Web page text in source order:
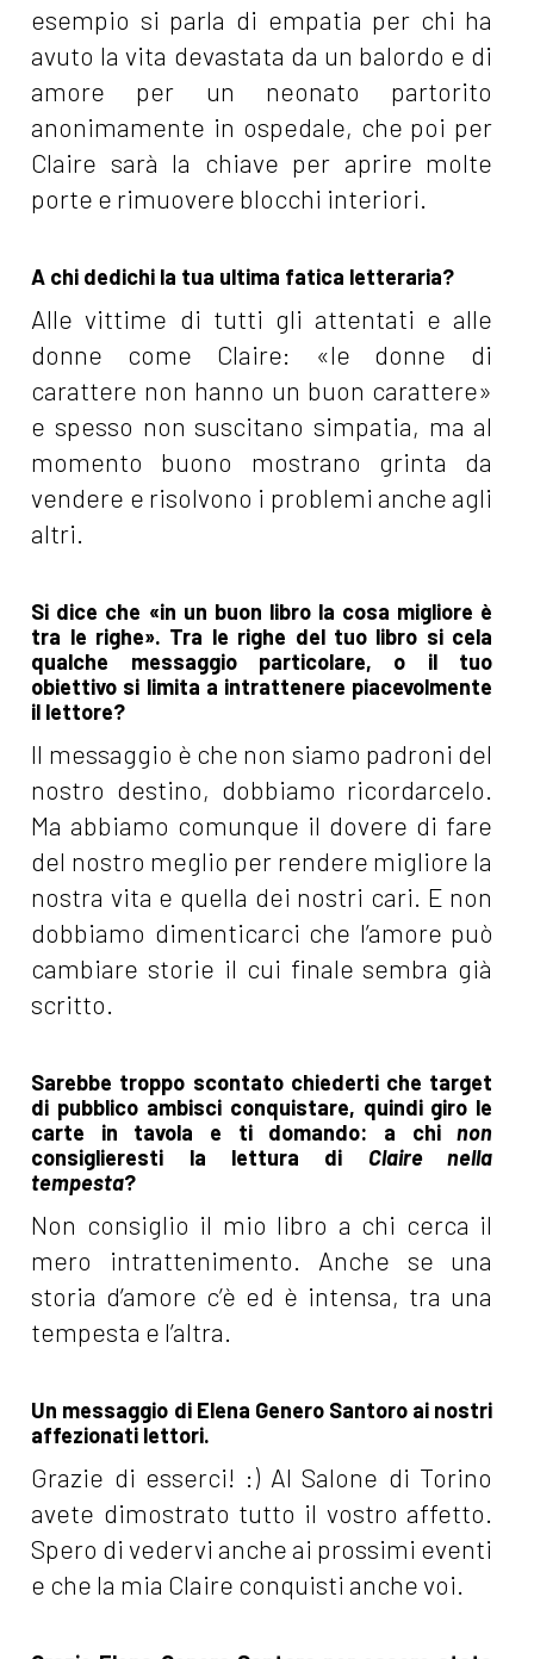
esempio si parla di empatia per chi ha
avuto la vita devastata da un balordo e di
amore per un neonato partorito
anonimamente in ospedale, che poi per
Claire sarà la chiave per aprire molte
porte e rimuovere blocchi interiori.
A chi dedichi la tua ultima fatica letteraria?
Alle vittime di tutti gli attentati e alle
donne come Claire: «le donne di
carattere non hanno un buon carattere»
e spesso non suscitano simpatia, ma al
momento buono mostrano grinta da
vendere e risolvono i problemi anche agli
altri.
Si dice che «in un buon libro la cosa migliore è
tra le righe». Tra le righe del tuo libro si cela
qualche messaggio particolare, o il tuo
obiettivo si limita a intrattenere piacevolmente
il lettore?
Il messaggio è che non siamo padroni del
nostro destino, dobbiamo ricordarcelo.
Ma abbiamo comunque il dovere di fare
del nostro meglio per rendere migliore la
nostra vita e quella dei nostri cari. E non
dobbiamo dimenticarci che l’amore può
cambiare storie il cui finale sembra già
scritto.
Sarebbe troppo scontato chiederti che target
di pubblico ambisci conquistare, quindi giro le
carte in tavola e ti domando: a chinon
consiglieresti la lettura di Claire nella
tempesta?
Non consiglio il mio libro a chi cerca il
mero intrattenimento. Anche se una
storia d’amore c’è ed è intensa, tra una
tempesta e l’altra.
Un messaggio di Elena Genero Santoro ai nostri
affezionati lettori.
Grazie di esserci! :) Al Salone di Torino
avete dimostrato tutto il vostro affetto.
Spero di vedervi anche ai prossimi eventi
e che la mia Claire conquisti anche voi.